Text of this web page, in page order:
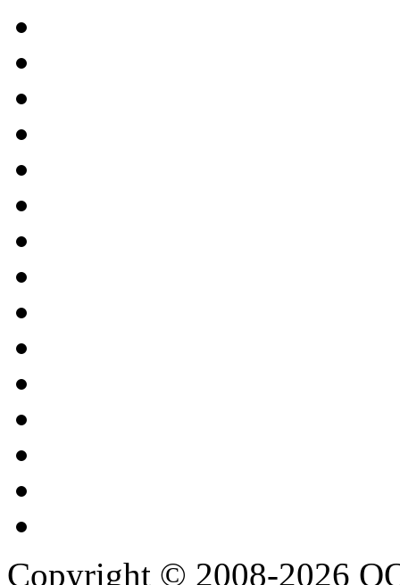
Copyright © 2008-2026